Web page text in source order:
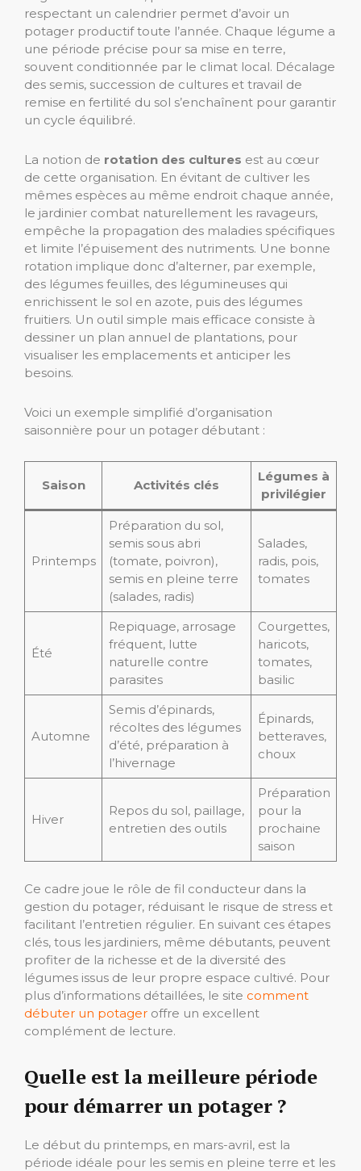
respectant un calendrier permet d’avoir un
potager productif toute l’année. Chaque légume a
une période précise pour sa mise en terre,
souvent conditionnée par le climat local. Décalage
des semis, succession de cultures et travail de
remise en fertilité du sol s’enchaînent pour garantir
un cycle équilibré.
La notion de rotation des cultures est au cœur
de cette organisation. En évitant de cultiver les
mêmes espèces au même endroit chaque année,
le jardinier combat naturellement les ravageurs,
empêche la propagation des maladies spécifiques
et limite l’épuisement des nutriments. Une bonne
rotation implique donc d’alterner, par exemple,
des légumes feuilles, des légumineuses qui
enrichissent le sol en azote, puis des légumes
fruitiers. Un outil simple mais efficace consiste à
dessiner un plan annuel de plantations, pour
visualiser les emplacements et anticiper les
besoins.
Voici un exemple simplifié d’organisation
saisonnière pour un potager débutant :
Saison Activités clés
Légumes à
privilégier
Printemps
Préparation du sol,
semis sous abri
(tomate, poivron),
semis en pleine terre
(salades, radis)
Salades,
radis, pois,
tomates
Été
Repiquage, arrosage
fréquent, lutte
naturelle contre
parasites
Courgettes,
haricots,
tomates,
basilic
Automne
Semis d’épinards,
récoltes des légumes
d’été, préparation à
l’hivernage
Épinards,
betteraves,
choux
Hiver
Repos du sol, paillage,
entretien des outils
Préparation
pour la
prochaine
saison
Ce cadre joue le rôle de fil conducteur dans la
gestion du potager, réduisant le risque de stress et
facilitant l’entretien régulier. En suivant ces étapes
clés, tous les jardiniers, même débutants, peuvent
profiter de la richesse et de la diversité des
légumes issus de leur propre espace cultivé. Pour
plus d’informations détaillées, le site comment
débuter un potager offre un excellent
complément de lecture.
Quelle est la meilleure période
pour démarrer un potager ?
Le début du printemps, en mars-avril, est la
période idéale pour les semis en pleine terre et les